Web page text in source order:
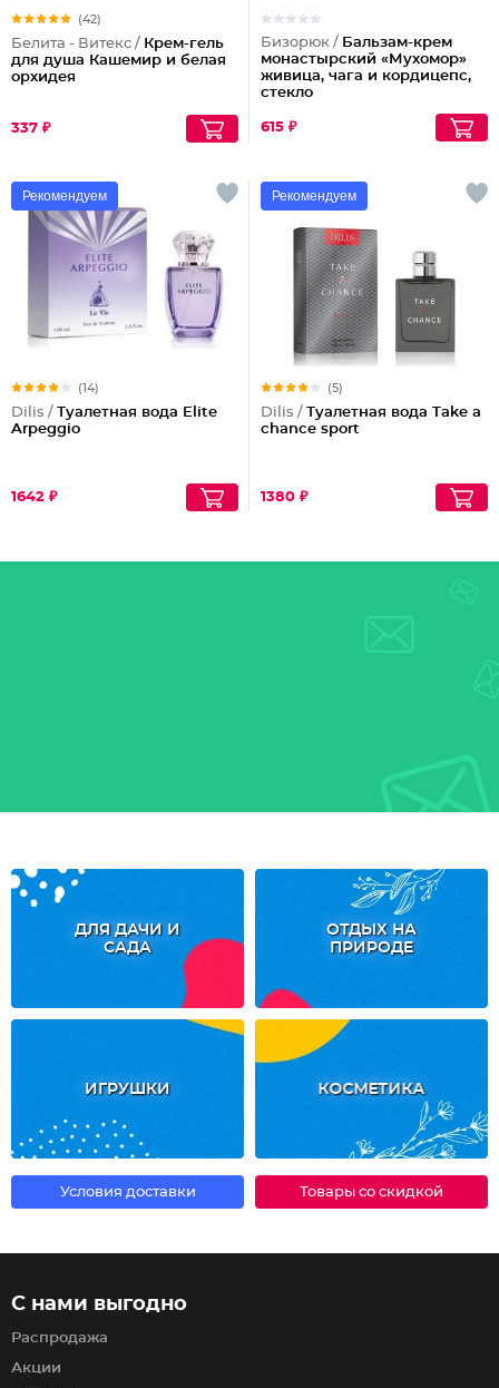
(42)
Белита - Витекс / Крем-гель
для душа Кашемир и белая
орхидея
337 ₽
Бизорюк / Бальзам-крем
монастырский «Мухомор»
живица, чага и кордицепс,
стекло
615 ₽
Рекомендуем
(14)
Dilis / Туалетная вода Elite
Arpeggio
1642 ₽
Рекомендуем
(5)
Dilis / Туалетная вода Take a
chance sport
1380 ₽
ДЛЯ ДАЧИ И
САДА
ОТДЫХ НА
ПРИРОДЕ
ИГРУШКИ КОСМЕТИКА
Условия доставки Товары со скидкой
С нами выгодно
Распродажа
Акции